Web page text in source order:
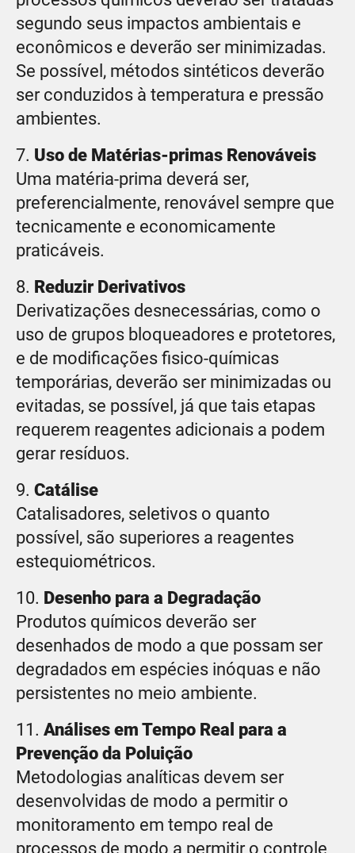
segundo seus impactos ambientais e
econômicos e deverão ser minimizadas.
Se possível, métodos sintéticos deverão
ser conduzidos à temperatura e pressão
ambientes.
7. Uso de Matérias-primas Renováveis
Uma matéria-prima deverá ser,
preferencialmente, renovável sempre que
tecnicamente e economicamente
praticáveis.
8. Reduzir Derivativos
Derivatizações desnecessárias, como o
uso de grupos bloqueadores e protetores,
e de modificações fisico-químicas
temporárias, deverão ser minimizadas ou
evitadas, se possível, já que tais etapas
requerem reagentes adicionais a podem
gerar resíduos.
9. Catálise
Catalisadores, seletivos o quanto
possível, são superiores a reagentes
estequiométricos.
10. Desenho para a Degradação
Produtos químicos deverão ser
desenhados de modo a que possam ser
degradados em espécies inóquas e não
persistentes no meio ambiente.
11. Análises em Tempo Real para a
Prevenção da Poluição
Metodologias analíticas devem ser
desenvolvidas de modo a permitir o
monitoramento em tempo real de
processos de modo a permitir o controle